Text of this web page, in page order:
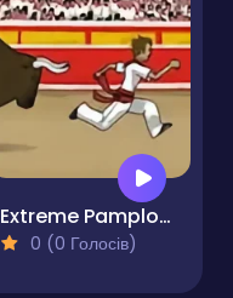
Extreme Pamplona
0 (0 Голосів)